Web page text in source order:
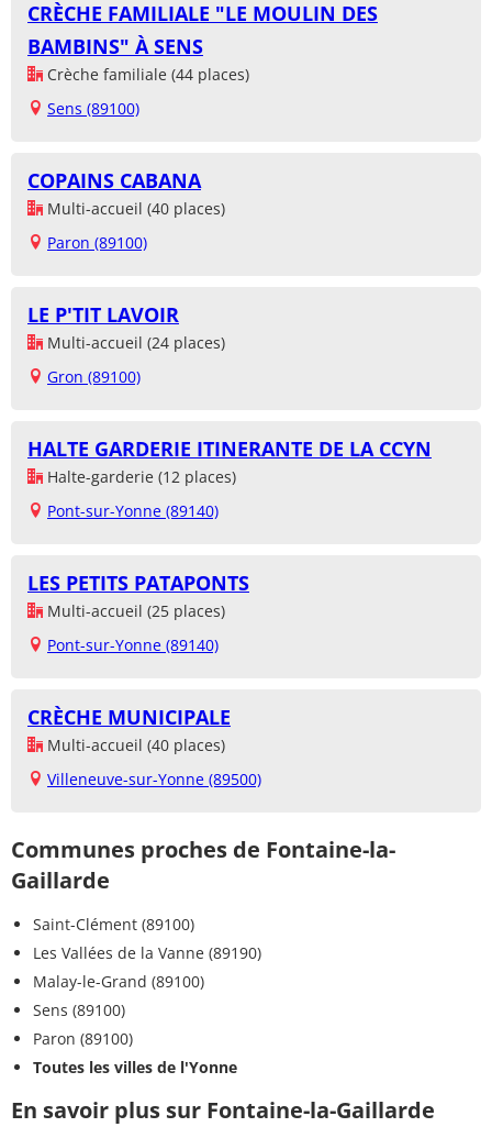
CRÈCHE FAMILIALE "LE MOULIN DES
BAMBINS" À SENS
Crèche familiale (44 places)
Sens (89100)
COPAINS CABANA
Multi-accueil (40 places)
Paron (89100)
LE P'TIT LAVOIR
Multi-accueil (24 places)
Gron (89100)
HALTE GARDERIE ITINERANTE DE LA CCYN
Halte-garderie (12 places)
Pont-sur-Yonne (89140)
LES PETITS PATAPONTS
Multi-accueil (25 places)
Pont-sur-Yonne (89140)
CRÈCHE MUNICIPALE
Multi-accueil (40 places)
Villeneuve-sur-Yonne (89500)
Communes proches de Fontaine-la-
Gaillarde
Saint-Clément (89100)
Les Vallées de la Vanne (89190)
Malay-le-Grand (89100)
Sens (89100)
Paron (89100)
Toutes les villes de l'Yonne
En savoir plus sur Fontaine-la-Gaillarde